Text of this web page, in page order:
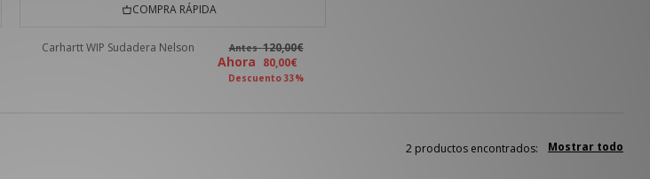
COMPRA RÁPIDA
Carhartt WIP Sudadera Nelson Antes120,00€
Ahora 80,00€
Descuento 33%
Mostrar todo
2 productos encontrados: